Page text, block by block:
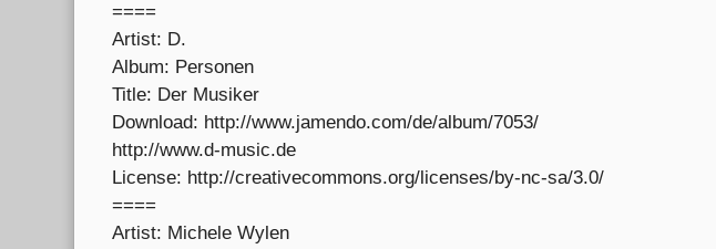
====
Artist: D.
Album: Personen
Title: Der Musiker
Download: http://www.jamendo.com/de/album/7053/
http://www.d-music.de
License: http://creativecommons.org/licenses/by-nc-sa/3.0/
====
Artist: Michele Wylen